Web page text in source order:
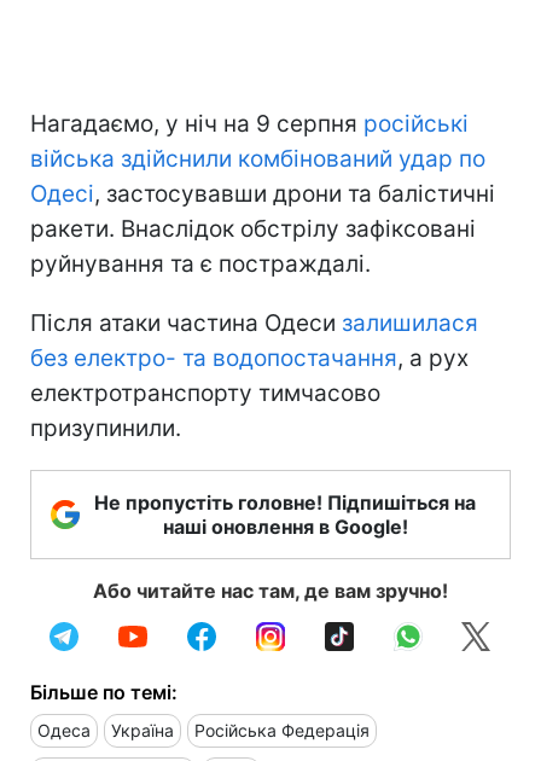
Нагадаємо, у ніч на 9 серпня російські
війська здійснили комбінований удар по
Одесі, застосувавши дрони та балістичні
ракети. Внаслідок обстрілу зафіксовані
руйнування та є постраждалі.
Після атаки частина Одеси залишилася
без електро- та водопостачання, а рух
електротранспорту тимчасово
призупинили.
Не пропустіть головне! Підпишіться на
наші оновлення в Google!
Або читайте нас там, де вам зручно!
Більше по темі:
Одеса Україна Російська Федерація